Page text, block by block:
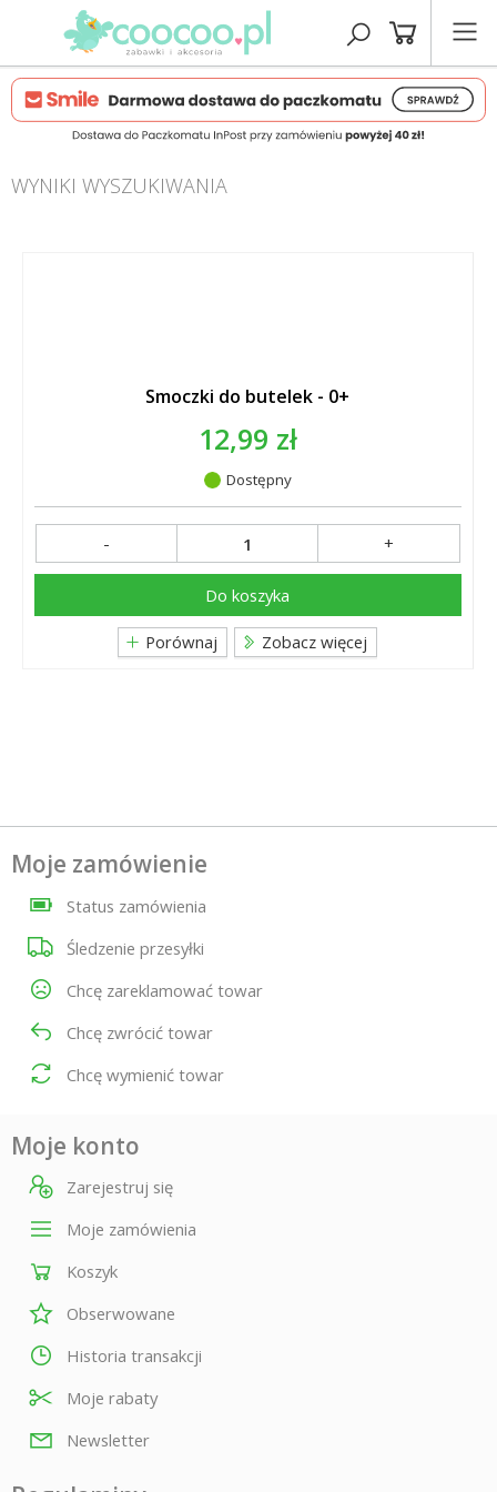
WYNIKI WYSZUKIWANIA
Smoczki do butelek - 0+
12,99 zł
Dostępny
- +
Do koszyka
Porównaj Zobacz więcej
Moje zamówienie
Status zamówienia
Śledzenie przesyłki
Chcę zareklamować towar
Chcę zwrócić towar
Chcę wymienić towar
Moje konto
Zarejestruj się
Moje zamówienia
Koszyk
Obserwowane
Historia transakcji
Moje rabaty
Newsletter